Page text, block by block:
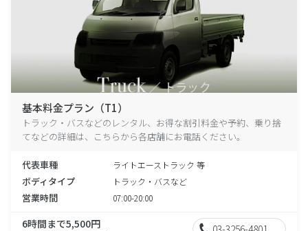
基本料金プラン（T1）
トラック・バスなどのレンタル、お得な割引料金や予約、乗り捨
てなどの詳細は、こちらから各店舗にお電話ください。
代表車種 ライトエーストラック 等
ボディタイプ トラック・バスなど
営業時間 07:00-20:00
6時間まで5,500円